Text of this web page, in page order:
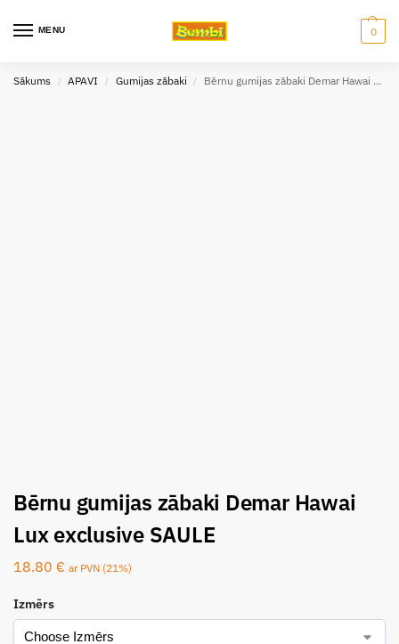
MENU 0
Sākums / APAVI / Gumijas zābaki / Bērnu gumijas zābaki Demar Hawai Lux exclusive SAULE
Bērnu gumijas zābaki Demar Hawai
Lux exclusive SAULE
18.80 € ar PVN (21%)
Izmērs